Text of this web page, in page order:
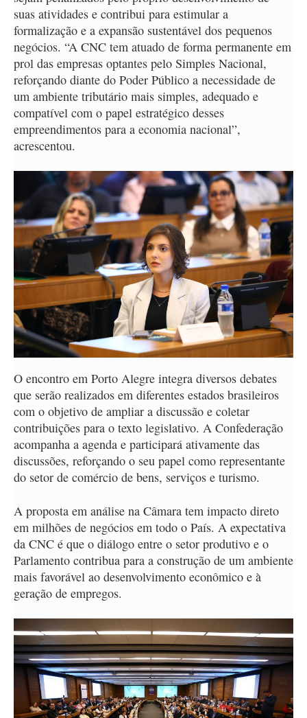
suas atividades e contribui para estimular a
formalização e a expansão sustentável dos pequenos
negócios. “A CNC tem atuado de forma permanente em
prol das empresas optantes pelo Simples Nacional,
reforçando diante do Poder Público a necessidade de
um ambiente tributário mais simples, adequado e
compatível com o papel estratégico desses
empreendimentos para a economia nacional”,
acrescentou.
O encontro em Porto Alegre integra diversos debates
que serão realizados em diferentes estados brasileiros
com o objetivo de ampliar a discussão e coletar
contribuições para o texto legislativo. A Confederação
acompanha a agenda e participará ativamente das
discussões, reforçando o seu papel como representante
do setor de comércio de bens, serviços e turismo.
A proposta em análise na Câmara tem impacto direto
em milhões de negócios em todo o País. A expectativa
da CNC é que o diálogo entre o setor produtivo e o
Parlamento contribua para a construção de um ambiente
mais favorável ao desenvolvimento econômico e à
geração de empregos.